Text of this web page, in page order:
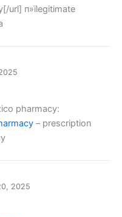
url] п»їlegitimate
pharmacy:
– prescription
2025